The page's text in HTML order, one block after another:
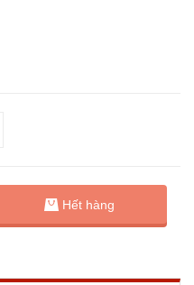
Hết hàng